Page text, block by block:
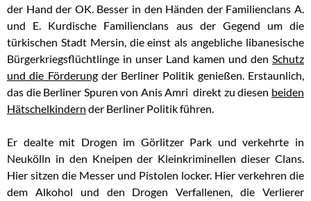
der Hand der OK. Besser in den Händen der Familienclans A.
und E. Kurdische Familienclans aus der Gegend um die
türkischen Stadt Mersin, die einst als angebliche libanesische
Bürgerkriegsflüchtlinge in unser Land kamen und den Schutz
und die Förderungder Berliner Politik genießen. Erstaunlich,
das die Berliner Spuren von Anis Amri direkt zu diesen beiden
Hätschelkindern der Berliner Politik führen.
Er dealte mit Drogen im Görlitzer Park und verkehrte in
Neukölln in den Kneipen der Kleinkriminellen dieser Clans.
Hier sitzen die Messer und Pistolen locker. Hier verkehren die
dem Alkohol und den Drogen Verfallenen, die Verlierer